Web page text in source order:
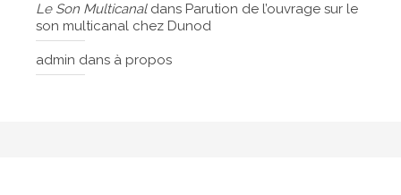
Le Son Multicanaldans Parution de l’ouvrage sur le
son multicanal chez Dunod
admin dans à propos